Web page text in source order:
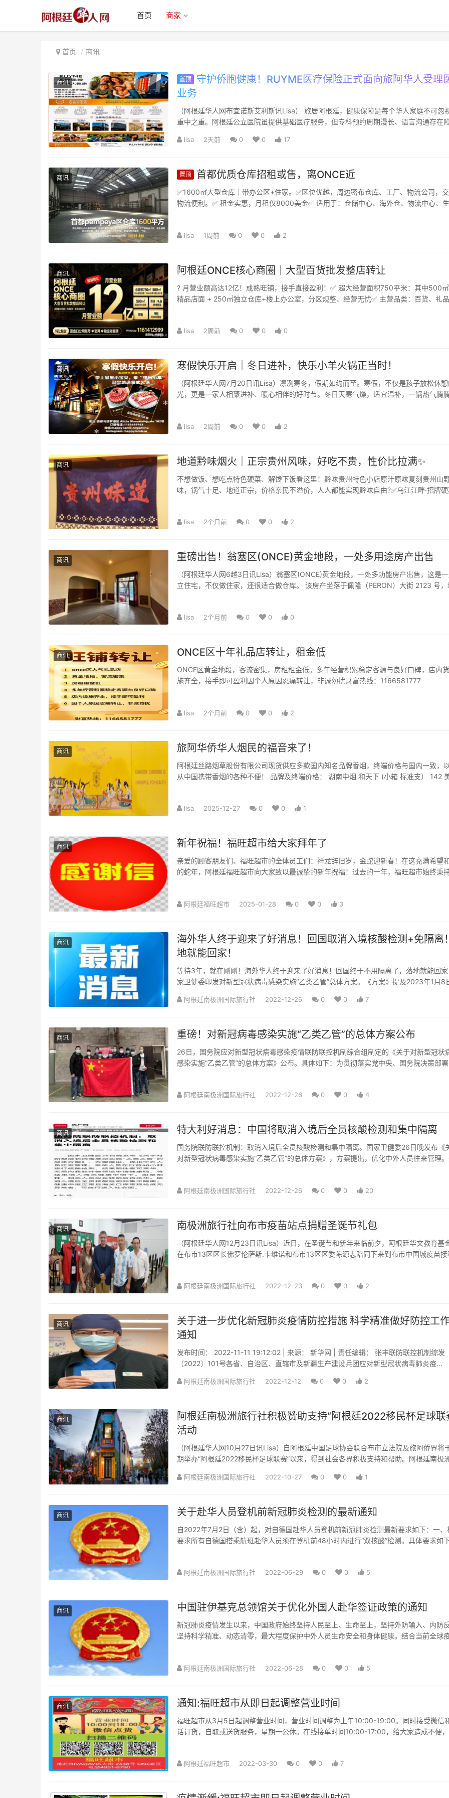
首页 商家
首页 商讯
商讯 置顶 守护侨胞健康！RUYME医疗保险正式面向旅阿华人受理
业务
（阿根廷华人网布宜诺斯艾利斯讯Lisa） 旅居阿根廷，健康保障是每个华人家庭不可忽
重中之重。阿根廷公立医院虽提供基础医疗服务，但专科预约周期漫长、语言沟通存在
lisa 2天前 0 0 17
商讯 置顶 首都优质仓库招租或售，离ONCE近
✅1600㎡大型仓库｜带办公区+住家。✅区位优越，周边密布仓库、工厂、物流公司，
物流便利。✅ 租金实惠，月租仅8000美金✅ 适用于：仓储中心、海外仓、物流中心、
lisa 1周前 0 0 2
商讯 阿根廷ONCE核心商圈｜大型百货批发整店转让
? 月营业额高达12亿！成熟旺铺，接手直接盈利！✅ 超大经营面积750平米：其中500
精品店面 + 250㎡独立仓库+楼上办公室，分区规整、经营无忧✅ 主营品类：百货、礼
lisa 2周前 0 0 0
商讯 寒假快乐开启｜冬日进补，快乐小羊火锅正当时！
（阿根廷华人网7月20日讯Lisa）凛冽寒冬，假期如约而至。寒假，不仅是孩子放松休
光，更是一家人相聚进补、暖心相伴的好时节。冬日天寒气燥，适宜温补，一锅热气腾
lisa 2周前 0 0 2
商讯 地道黔味烟火｜正宗贵州风味，好吃不贵，性价比拉满✨
不想做饭、想吃点特色硬菜、解馋下饭看这里！黔味贵州特色小店原汁原味复刻贵州山
味，锅气十足、地道正宗，价格亲民不溢价，人人都能实现黔味自由?️✅乌江江畔·招牌硬
lisa 2个月前 0 0 2
商讯 重磅出售！翁塞区(ONCE)黄金地段，一处多用途房产出售
（阿根廷华人网6越3日讯Lisa）翁塞区(ONCE)黄金地段，一处多功能房产出售，这是
立住宅，不仅做住家，还很适合做仓库。 该房产坐落于佩隆（PERON）大街 2123 号，地处
lisa 2个月前 0 0 0
商讯 ONCE区十年礼品店转让，租金低
ONCE区黄金地段，客流密集，房租租金低。多年经营积累稳定客源与良好口碑，店内
施齐全，接手即可盈利因个人原因忍痛转让，非诚勿扰财富热线：1166581777
lisa 2个月前 0 0 2
商讯 旅阿华侨华人烟民的福音来了！
阿根廷丝路烟草股份有限公司现货供应多款国内知名品牌香烟，终端价格与国内一致，
从中国携带香烟的各种不便！ 品牌及终端价格： 湖南中烟 和天下 (小箱 标准支） 142 美元/
lisa 2025-12-27 0 0 1
商讯 新年祝福！福旺超市给大家拜年了
亲爱的顾客朋友们、福旺超市的全体员工们：祥龙辞旧岁，金蛇迎新春！在这充满希望
的蛇年，阿根廷福旺超市向大家致以最诚挚的新年祝福！过去的一年，福旺超市始终秉
阿根廷福旺超市 2025-01-28 0 0 3
商讯
海外华人终于迎来了好消息！回国取消入境核酸检测+免隔离
地就能回家！
等待3年，就在刚刚！海外华人终于迎来了好消息！回国终于不用隔离了，落地就能回
家卫健委印发对新型冠状病毒感染实施“乙类乙管”总体方案。《方案》提及2023年1月8
阿根廷南极洲国际旅行社 2022-12-26 0 0 7
商讯 重磅！对新冠病毒感染实施“乙类乙管”的总体方案公布
26日，国务院应对新型冠状病毒感染疫情联防联控机制综合组制定的《关于对新型冠状
感染实施“乙类乙管”的总体方案》公布。具体如下：为贯彻落实党中央、国务院决策部署
阿根廷南极洲国际旅行社 2022-12-26 0 0 4
商讯 特大利好消息：中国将取消入境后全员核酸检测和集中隔离
国务院联防联控机制：取消入境后全员核酸检测和集中隔离。国家卫健委26日晚发布《
对新型冠状病毒感染实施“乙类乙管”的总体方案》，方案提出，优化中外人员往来管理。
阿根廷南极洲国际旅行社 2022-12-26 0 0 20
商讯 南极洲旅行社向布市疫苗站点捐赠圣诞节礼包
（阿根廷华人网12月23日讯Lisa）近日，在圣诞节和新年来临前夕，阿根廷华文教育基
在布市13区区长佛罗伦萨斯.卡维诺和布市13区区委陈源志陪同下来到布市中国城疫苗接
阿根廷南极洲国际旅行社 2022-12-23 0 0 2
商讯
关于进一步优化新冠肺炎疫情防控措施 科学精准做好防控工
通知
发布时间： 2022-11-11 19:12:02 | 来源： 新华网 | 责任编辑： 张丰联防联控机制综发
〔2022〕101号各省、自治区、直辖市及新疆生产建设兵团应对新型冠状病毒肺炎疫...
阿根廷南极洲国际旅行社 2022-12-12 0 0 2
商讯
阿根廷南极洲旅行社积极赞助支持“阿根廷2022移民杯足球联
活动
（阿根廷华人网10月27日讯Lisa）自阿根廷中国足球协会联合布市立法院及旅阿侨界将
期举办“阿根廷2022移民杯足球联赛”以来，得到社会各界积极支持和帮助。阿根廷南极
阿根廷南极洲国际旅行社 2022-10-27 0 0 1
商讯 关于赴华人员登机前新冠肺炎检测的最新通知
自2022年7月2日（含）起，对自德国赴华人员登机前新冠肺炎检测最新要求如下：一、
要求所有自德国搭乘航班赴华人员须在登机前48小时内进行“双核酸”检测。具体要求如下
阿根廷南极洲国际旅行社 2022-06-29 0 0 5
商讯 中国驻伊基克总领馆关于优化外国人赴华签证政策的通知
新冠肺炎疫情发生以来，中国政府始终坚持人民至上、生命至上，坚持外防输入、内防反
坚持科学精准、动态清零，最大程度保护中外人员生命安全和身体健康。结合当前全球
阿根廷南极洲国际旅行社 2022-06-28 0 0 5
商讯 通知:福旺超市从即日起调整营业时间
福旺超市从3月5日起调整营业时间，营业时间调整为上午10:00-19:00。同时接受微信
话订货，自取或送货服务，星期一公休。在线接单时间10:00-17:00，给大家造成不便，
阿根廷福旺超市 2022-03-30 0 0 7